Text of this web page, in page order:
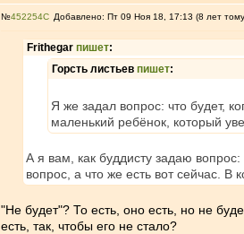
№452254 Добавлено: Пт 09 Ноя 18, 17:13 (8 лет
Frithegar пишет:
Горсть листьев пишет:
Я же задал вопрос: что будет,
маленький ребёнок, который
А я вам, как буддисту задаю вопрос:
вопрос, а что же есть вот сейчас. В
"Не будет"? То есть, оно есть, но не
есть, так, чтобы его не стало?